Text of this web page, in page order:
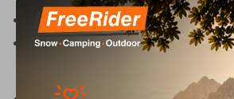
Σύνθεση υφάσματος: 100%
Διαστάσεις συσκευασίας: 11 x